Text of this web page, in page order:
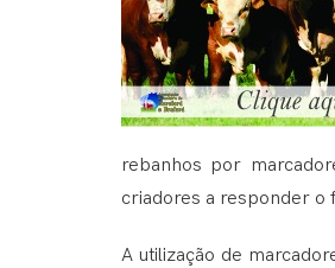
rebanhos por
criadores a responder o
A utilização de